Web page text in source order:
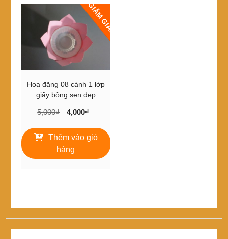
GIẢM GIÁ!
Hoa đăng 08 cánh 1 lớp
giấy bông sen đẹp
5,000₫
Giá
là:
5,000₫.
4,000₫
tại
4,000₫.
Thêm vào giỏ
hàng